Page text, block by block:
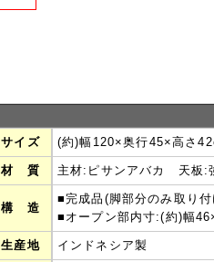
サイズ (約)幅120×奥行45×高さ
材 質 主材:ピサンアバカ 天板:
構 造
■完成品(脚部分のみ取り
■オープン部内寸:(約)幅
生産地 インドネシア製